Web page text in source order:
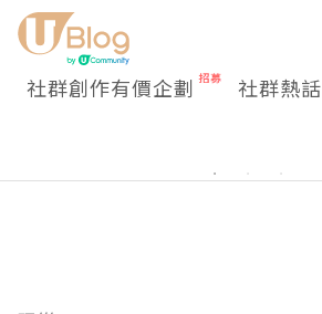
社群創作有價企劃 社群熱話